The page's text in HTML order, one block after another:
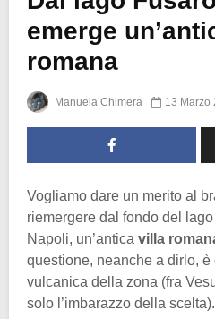
emerge
romana
Manuela Chimera 13 Marzo
Vogliamo dare un merito al
riemergere dal fondo del
Napoli, un’antica villa
questione, neanche a dirlo, è
vulcanica della zona (fra
solo l’imbarazzo della